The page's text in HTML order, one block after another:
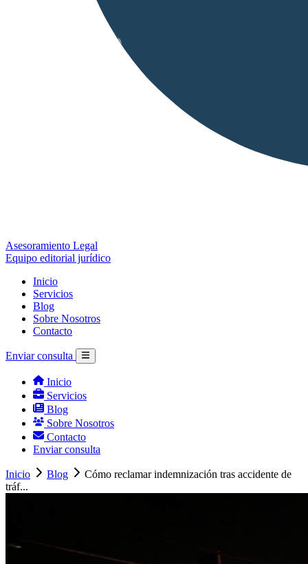
Asesoramiento Legal
Equipo editorial jurídico
Inicio
Servicios
Blog
Sobre Nosotros
Contacto
Enviar consulta
Inicio
Servicios
Blog
Sobre Nosotros
Contacto
Enviar consulta
Inicio Blog
Cómo reclamar indemnización tras accidente de
tráf...